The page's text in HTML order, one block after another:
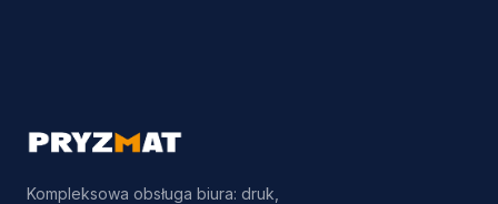
Kompleksowa obsługa biura: druk,